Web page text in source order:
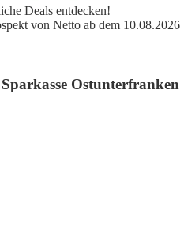
Deals entdecken!
von Netto ab dem 10.08.2026
Ostunterfranken